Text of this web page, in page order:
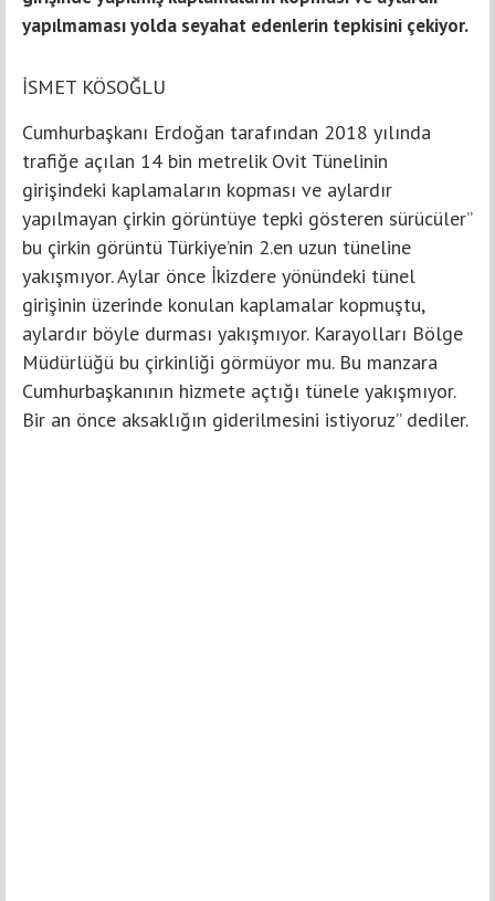
yapılmaması yolda seyahat edenlerin tepkisini çekiyor.
İSMET KÖSOĞLU
Cumhurbaşkanı Erdoğan tarafından 2018 yılında
trafiğe açılan 14 bin metrelik Ovit Tünelinin
girişindeki kaplamaların kopması ve aylardır
yapılmayan çirkin görüntüye tepki gösteren sürücüler’’
bu çirkin görüntü Türkiye’nin 2.en uzun tüneline
yakışmıyor. Aylar önce İkizdere yönündeki tünel
girişinin üzerinde konulan kaplamalar kopmuştu,
aylardır böyle durması yakışmıyor. Karayolları Bölge
Müdürlüğü bu çirkinliği görmüyor mu. Bu manzara
Cumhurbaşkanının hizmete açtığı tünele yakışmıyor.
Bir an önce aksaklığın giderilmesini istiyoruz’’ dediler.